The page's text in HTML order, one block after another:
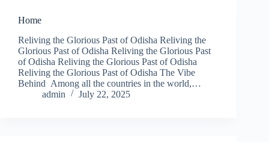
Home
Reliving the Glorious Past of Odisha Reliving the
Glorious Past of Odisha Reliving the Glorious Past
of Odisha Reliving the Glorious Past of Odisha
Reliving the Glorious Past of Odisha The Vibe
Behind Among all the countries in the world,…
admin
July 22, 2025